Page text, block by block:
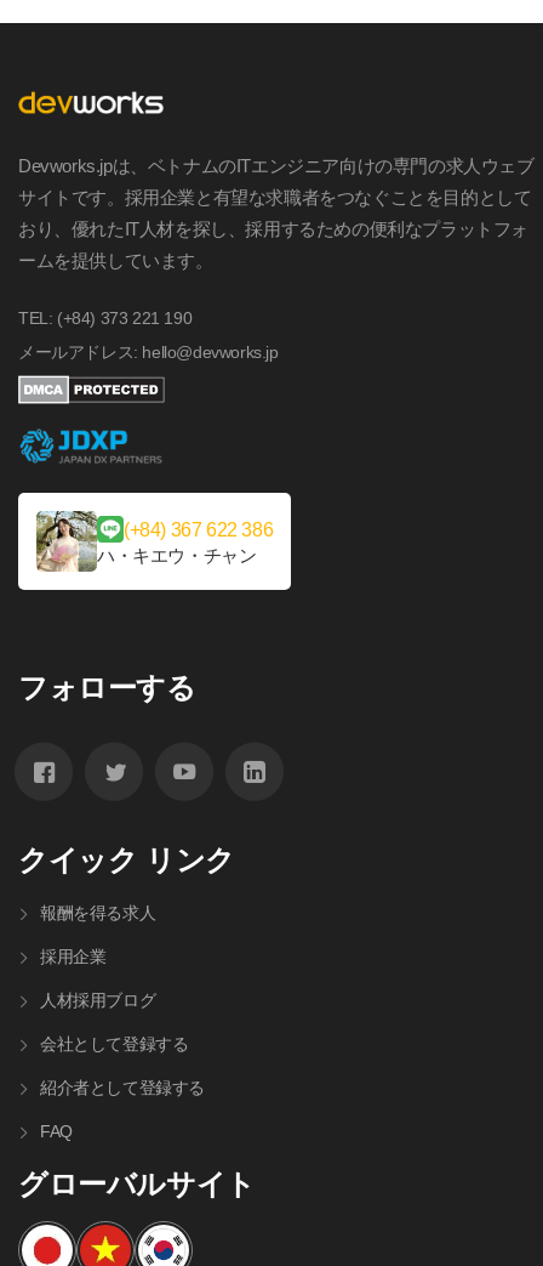
Devworks.jpは、ベトナムのITエンジニア向けの専門の求人ウェブ
サイトです。採用企業と有望な求職者をつなぐことを目的として
おり、優れたIT人材を探し、採用するための便利なプラットフォ
ームを提供しています。
TEL: (+84) 373 221 190
メールアドレス: hello@devworks.jp
(+84) 367 622 386
ハ・キエウ・チャン
フォローする
クイック リンク
報酬を得る求人
採用企業
人材採⽤ブログ
会社として登録する
紹介者として登録する
FAQ
グローバルサイト